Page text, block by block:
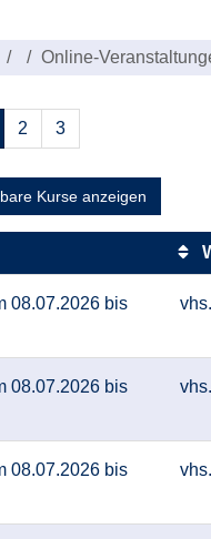
Online-
2 3
Kurse anzeigen
08.07.2026 bis
08.07.2026 bis
08.07.2026 bis